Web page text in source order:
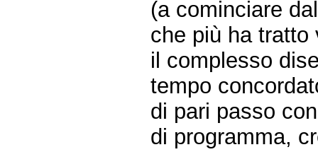
(a cominciare
che più ha tratto
il complesso
tempo
di pari passo
di programma,